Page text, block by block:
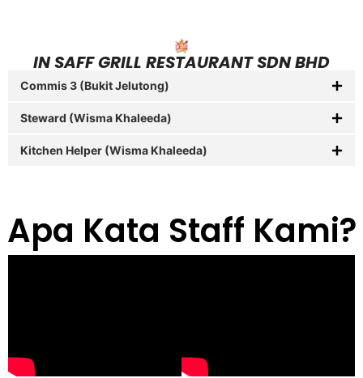
IN SAFF GRILL RESTAURANT SDN BHD
Commis 3 (Bukit Jelutong)
Steward (Wisma Khaleeda)
Kitchen Helper (Wisma Khaleeda)
Apa Kata Staff Kami?